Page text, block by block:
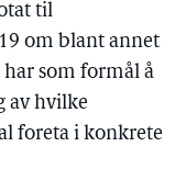
til
om blant annet
som formål å
av hvilke
foreta i konkrete